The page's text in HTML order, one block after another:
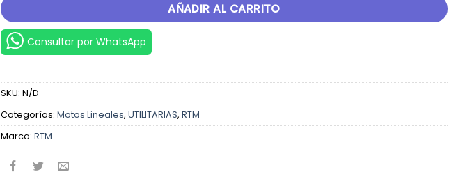
AÑADIR AL CARRITO
Consultar por WhatsApp
SKU: N/D
Categorías: Motos Lineales, UTILITARIAS, RTM
Marca: RTM